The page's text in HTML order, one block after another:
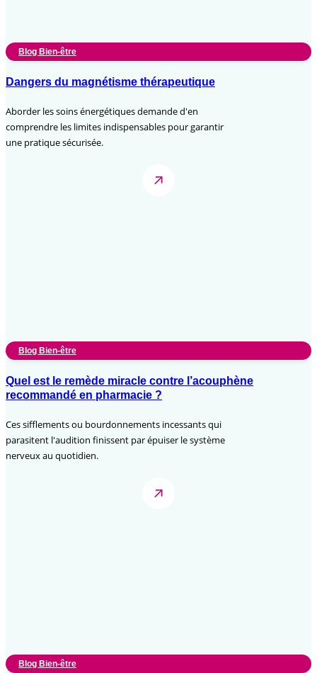
Blog Bien-être
Dangers du magnétisme thérapeutique
Aborder les soins énergétiques demande d'en
comprendre les limites indispensables pour garantir
une pratique sécurisée.
Blog Bien-être
Quel est le remède miracle contre l’acouphène
recommandé en pharmacie ?
Ces sifflements ou bourdonnements incessants qui
parasitent l'audition finissent par épuiser le système
nerveux au quotidien.
Blog Bien-être